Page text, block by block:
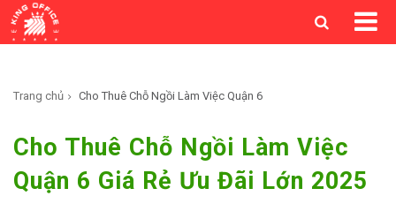
Trang chủ Cho Thuê Chỗ Ngồi Làm Việc Quận 6
Cho Thuê Chỗ Ngồi Làm Việc
Quận 6 Giá Rẻ Ưu Đãi Lớn 2025